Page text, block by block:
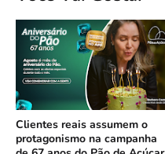
Clientes reais assumem o
protagonismo na campanha